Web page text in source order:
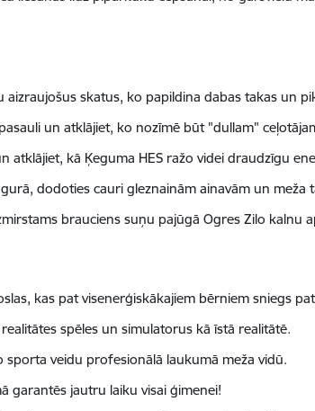
skatus, ko papildina dabas takas un
un atklājiet, ko nozīmē būt "dullam"
atklājiet, kā Ķeguma HES ražo videi draudzīgu
dodoties cauri gleznainām ainavām un meža
brauciens suņu pajūgā Ogres Zilo kalnu
kas pat visenerģiskākajiem bērniem sniegs
spēles un simulatorus kā īstā realitātē.
veidu profesionālā laukumā meža vidū.
garantēs jautru laiku visai ģimenei!